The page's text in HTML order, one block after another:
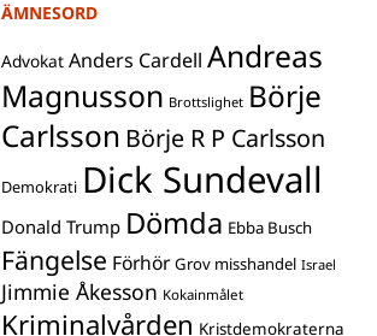
ÄMNESORD
Advokat Anders Cardell Andreas
Magnusson Brottslighet Börje
Carlsson Börje R P Carlsson
Demokrati Dick Sundevall
Donald Trump Dömda Ebba Busch
Fängelse Förhör Grov misshandel Israel
Jimmie Åkesson Kokainmålet
Kriminalvården Kristdemokraterna